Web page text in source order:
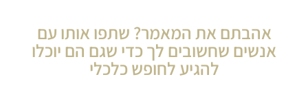
אהבתם את המאמר? שתפו אותו עם
אנשים שחשובים לך כדי שגם הם יוכלו
להגיע לחופש כלכלי